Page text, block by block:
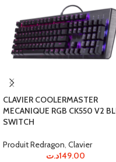
CLAVIER COOLERMASTER
MECANIQUE RGB CK550 V2
SWITCH
Produit Redragon, Clavier
149.00د.ت